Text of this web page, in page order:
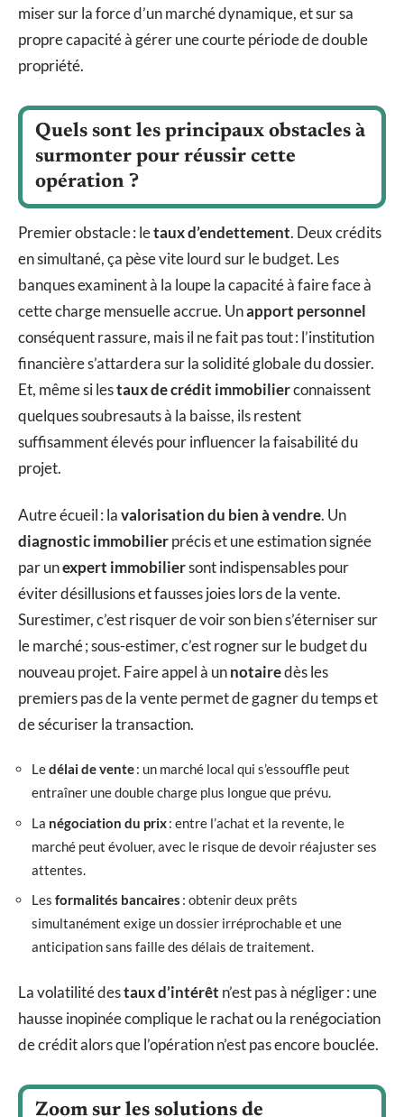
miser sur la force d’un marché dynamique, et sur sa
propre capacité à gérer une courte période de double
propriété.
Quels sont les principaux obstacles à
surmonter pour réussir cette
opération ?
Premier obstacle : letaux d’endettement. Deux crédits
en simultané, ça pèse vite lourd sur le budget. Les
banques examinent à la loupe la capacité à faire face à
cette charge mensuelle accrue. Unapport personnel
conséquent rassure, mais il ne fait pas tout : l’institution
financière s’attardera sur la solidité globale du dossier.
Et, même si lestaux de crédit immobilierconnaissent
quelques soubresauts à la baisse, ils restent
suffisamment élevés pour influencer la faisabilité du
projet.
Autre écueil : lavalorisation du bien à vendre. Un
diagnostic immobilierprécis et une estimation signée
par unexpert immobiliersont indispensables pour
éviter désillusions et fausses joies lors de la vente.
Surestimer, c’est risquer de voir son bien s’éterniser sur
le marché ; sous-estimer, c’est rogner sur le budget du
nouveau projet. Faire appel à unnotairedès les
premiers pas de la vente permet de gagner du temps et
de sécuriser la transaction.
Ledélai de vente: un marché local qui s’essouffle peut
entraîner une double charge plus longue que prévu.
La négociation du prix: entre l’achat et la revente, le
marché peut évoluer, avec le risque de devoir réajuster ses
attentes.
Les formalités bancaires : obtenir deux prêts
simultanément exige un dossier irréprochable et une
anticipation sans faille des délais de traitement.
La volatilité destaux d’intérêt n’est pas à négliger : une
hausse inopinée complique le rachat ou la renégociation
de crédit alors que l’opération n’est pas encore bouclée.
Zoom sur les solutions de